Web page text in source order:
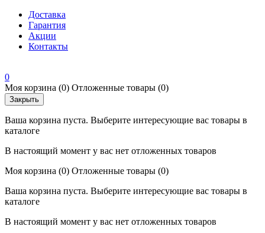
Доставка
Гарантия
Акции
Контакты
0
Моя корзина (0) Отложенные товары (0)
Закрыть
Ваша корзина пуста. Выберите интересующие вас товары в
каталоге
В настоящий момент у вас нет отложенных товаров
Моя корзина (0) Отложенные товары (0)
Ваша корзина пуста. Выберите интересующие вас товары в
каталоге
В настоящий момент у вас нет отложенных товаров